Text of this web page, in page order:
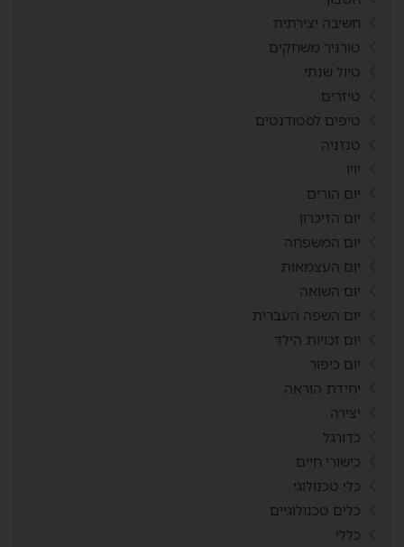
חשיבה יצירתית
טורניר משחקים
טיול שנתי
טיזרים
טיפים לסטודנטים
טנזניה
יויו
יום הורים
יום הזיכרון
יום המשפחה
יום העצמאות
יום השואה
יום השפה העברית
יום זכויות הילד
יום כיפור
יחידת הוראה
יצירה
כדורגל
כישורי חיים
כלי טכנולוגי
כלים טכנולוגיים
כללי